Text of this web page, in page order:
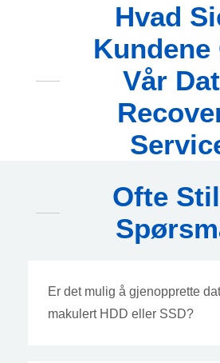
Hvad
Kundene
Vår
Ofte
Er det mulig å gjenopprette
makulert HDD eller SSD?